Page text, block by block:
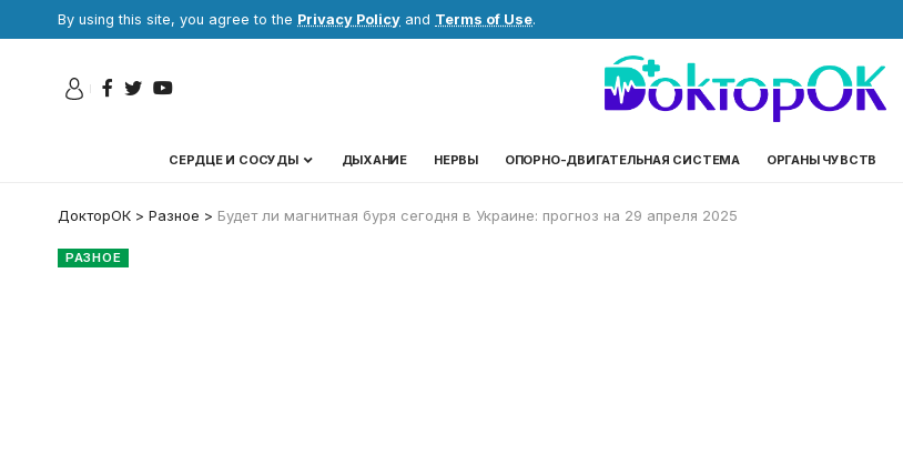
By using this site, you agree to the Privacy Policy and Terms of Use.
СЕРДЦЕ И СОСУДЫ ДЫХАНИЕ НЕРВЫ ОПОРНО-ДВИГАТЕЛЬНАЯ СИСТЕМА ОРГАНЫ ЧУВСТВ
ДокторОК > Разное > Будет ли магнитная буря сегодня в Украине: прогноз на 29 апреля 2025
РАЗНОЕ